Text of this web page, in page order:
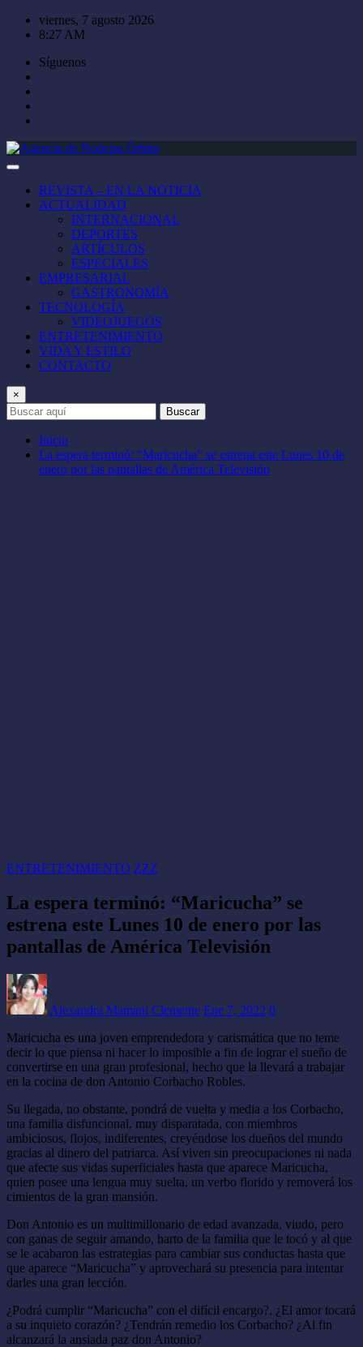
Saltar
viernes, 7 agosto 2026
8:27 AM
Síguenos
REVISTA – EN LA NOTICIA
ACTUALIDAD
INTERNACIONAL
DEPORTES
ARTÍCULOS
ESPECIALES
EMPRESARIAL
GASTRONOMÍA
TECNOLOGÍA
VIDEOJUEGOS
ENTRETENIMIENTO
VIDA Y ESTILO
CONTACTO
×
Buscar
Inicio
La espera terminó: “Maricucha” se estrena este Lunes 10 de
enero por las pantallas de América Televisión
ENTRETENIMIENTO ZZZ
La espera terminó: “Maricucha” se
estrena este Lunes 10 de enero por las
pantallas de América Televisión
Alexandra Mamani Clemente Ene 7, 2022 0
Maricucha es una joven emprendedora y carismática que no teme
decir lo que piensa ni hacer lo imposible a fin de lograr el sueño de
convertirse en una gran profesional, hecho que la llevará a trabajar
en la cocina de don Antonio Corbacho Robles.
Su llegada, no obstante, pondrá de vuelta y media a los Corbacho,
una familia disfuncional, muy disparatada, con miembros
ambiciosos, flojos, indiferentes, creyéndose los dueños del mundo
gracias al dinero del patriarca. Así viven sin preocupaciones ni nada
que afecte sus vidas superficiales hasta que aparece Maricucha,
quien posee una lengua muy suelta, un verbo florido y removerá los
cimientos de la gran mansión.
Don Antonio es un multimillonario de edad avanzada, viudo, pero
con ganas de seguir amando, harto de la familia que le tocó y al que
se le acabaron las estrategias para cambiar sus conductas hasta que
que aparece “Maricucha” y aprovechará su presencia para intentar
darles una gran lección.
¿Podrá cumplir “Maricucha” con el difícil encargo?, ¿El amor tocará
a su inquieto corazón? ¿Tendrán remedio los Corbacho? ¿Al fin
alcanzará la ansiada paz don Antonio?